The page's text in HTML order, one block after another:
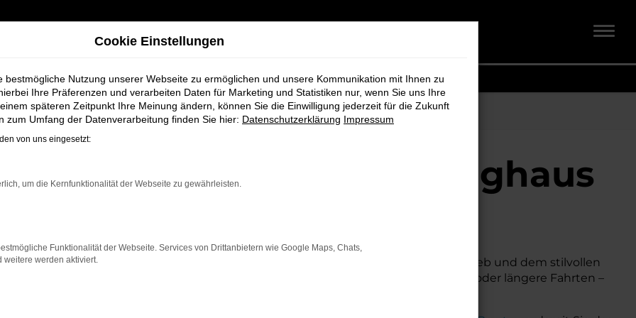
Fahrzeughaus Schmidt + Koch AG für Cuxhaven
bei Bremer Fahrzeughaus
für Cuxhaven
einenNeuwagen
suchen. Mit seiner modernen Technik, seinem effizienten Antrieb und dem stilvollen
zuverlässiges und komfortables Fahrzeug möchte. Egal, ob für den Stadtverkehr oder längere Fahrten –
Features und eine herausragende Wirtschaftlichkeit.
Cookie Einstellungen
bestmögliche Nutzung unserer Webseite zu ermöglichen und unsere Kommunikation mit Ihnen zu
Ihre Präferenzen und verarbeiten Daten für Marketing und Statistiken nur, wenn Sie uns Ihre
späteren Zeitpunkt Ihre Meinung ändern, können Sie die Einwilligung jederzeit für die Zukunft
zum Umfang der Datenverarbeitung finden Sie hier: Datenschutzerklärung Impressum
von uns eingesetzt:
um die Kernfunktionalität der Webseite zu gewährleisten.
Funktionalität der Webseite. Services von Drittanbietern wie Google Maps, Chats,
weitere werden aktiviert.